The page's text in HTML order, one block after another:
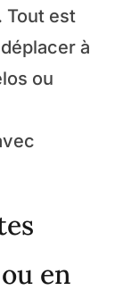
Tout est
à
ou
en